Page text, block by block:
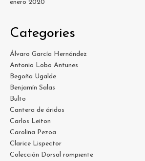
enero 2020
Categories
Álvaro García Hernández
Antonio Lobo Antunes
Begoña Ugalde
Benjamín Salas
Bulto
Cantera de áridos
Carlos Leiton
Carolina Pezoa
Clarice Lispector
Colección Dorsal rompiente